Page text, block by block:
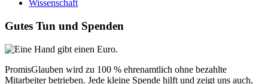
Wissenschaft
Gutes Tun und Spenden
PromisGlauben wird zu 100 % ehrenamtlich ohne bezahlte
Mitarbeiter betrieben. Jede kleine Spende hilft und zeigt uns auch,